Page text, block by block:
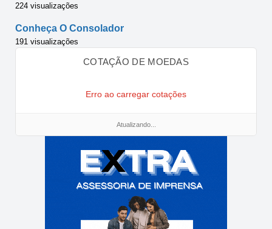
224 visualizações
Conheça O Consolador
191 visualizações
COTAÇÃO DE MOEDAS
Erro ao carregar cotações
Atualizando...